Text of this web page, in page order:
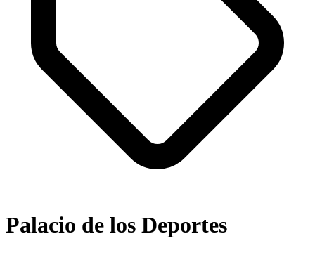
Palacio de los Deportes